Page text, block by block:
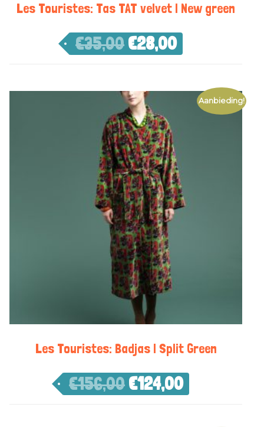
Les Touristes: Tas TAT velvet | New green
€35,00 €28,00
Aanbieding!
Les Touristes: Badjas | Split Green
€156,00 €124,00